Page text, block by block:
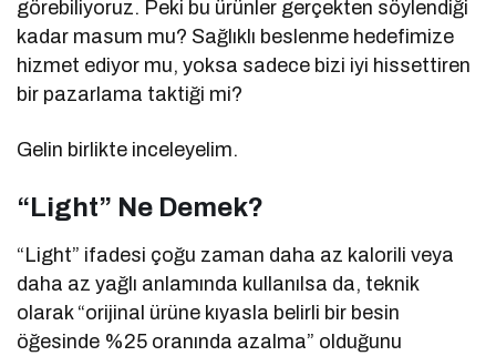
görebiliyoruz. Peki bu ürünler gerçekten söylendiği
kadar masum mu? Sağlıklı beslenme hedefimize
hizmet ediyor mu, yoksa sadece bizi iyi hissettiren
bir pazarlama taktiği mi?
Gelin birlikte inceleyelim.
“Light” Ne Demek?
“Light” ifadesi çoğu zaman daha az kalorili veya
daha az yağlı anlamında kullanılsa da, teknik
olarak “orijinal ürüne kıyasla belirli bir besin
öğesinde %25 oranında azalma” olduğunu